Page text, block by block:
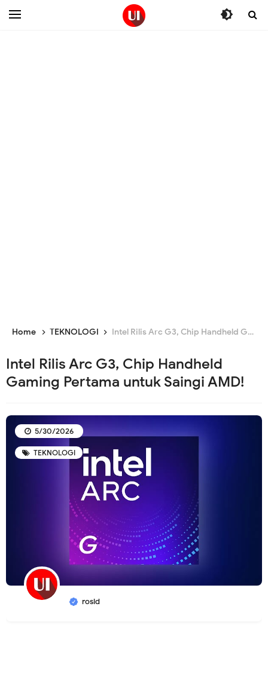
Home TEKNOLOGI Intel Rilis Arc G3, Chip Handheld Gaming Pertama untuk Saingi AMD!
Intel Rilis Arc G3, Chip Handheld
Gaming Pertama untuk Saingi AMD!
TEKNOLOGI
rosid
5/30/2026